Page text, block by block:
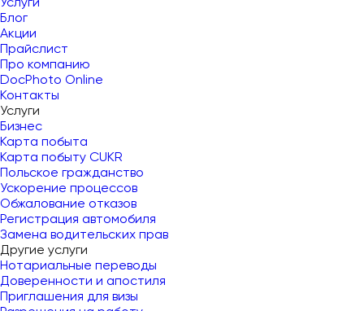
Услуги
Блог
Акции
Прайслист
Про компанию
DocPhoto Online
Контакты
Услуги
Бизнес
Карта побыта
Карта побыту CUKR
Польское гражданство
Ускорение процессов
Обжалование отказов
Регистрация автомобиля
Замена водительских прав
Другие услуги
Нотариальные переводы
Доверенности и апостиля
Приглашения для визы